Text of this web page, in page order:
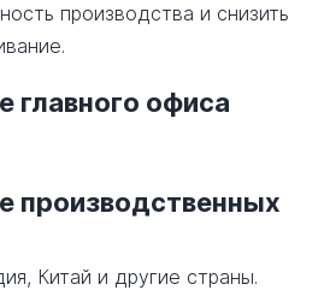
производства и снизить
главного офиса
производственных
Китай и другие страны.